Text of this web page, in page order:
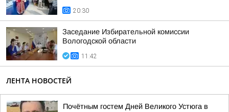
20:30
Заседание Избирательной комиссии
Вологодской области
11:42
ЛЕНТА НОВОСТЕЙ
Почётным гостем Дней Великого Устюга в